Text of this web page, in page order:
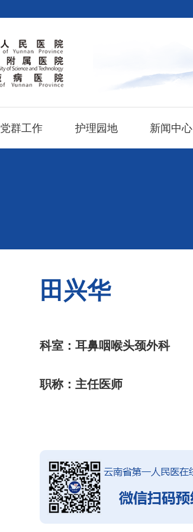
党群工作 护理园地 新闻中心
田兴华
科室：耳鼻咽喉头颈外科
职称：主任医师